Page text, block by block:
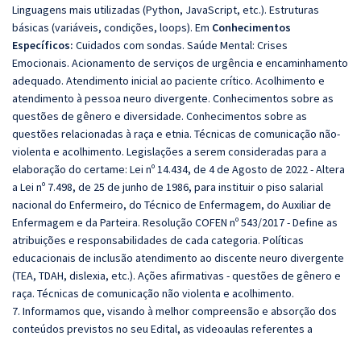
Linguagens mais utilizadas (Python, JavaScript, etc.). Estruturas
básicas (variáveis, condições, loops). Em Conhecimentos
Específicos: Cuidados com sondas. Saúde Mental: Crises
Emocionais. Acionamento de serviços de urgência e encaminhamento
adequado. Atendimento inicial ao paciente crítico. Acolhimento e
atendimento à pessoa neuro divergente. Conhecimentos sobre as
questões de gênero e diversidade. Conhecimentos sobre as
questões relacionadas à raça e etnia. Técnicas de comunicação não-
violenta e acolhimento. Legislações a serem consideradas para a
elaboração do certame: Lei nº 14.434, de 4 de Agosto de 2022 - Altera
a Lei nº 7.498, de 25 de junho de 1986, para instituir o piso salarial
nacional do Enfermeiro, do Técnico de Enfermagem, do Auxiliar de
Enfermagem e da Parteira. Resolução COFEN nº 543/2017 - Define as
atribuições e responsabilidades de cada categoria. Políticas
educacionais de inclusão atendimento ao discente neuro divergente
(TEA, TDAH, dislexia, etc.). Ações afirmativas - questões de gênero e
raça. Técnicas de comunicação não violenta e acolhimento.
7. Informamos que, visando à melhor compreensão e absorção dos
conteúdos previstos no seu Edital, as videoaulas referentes a